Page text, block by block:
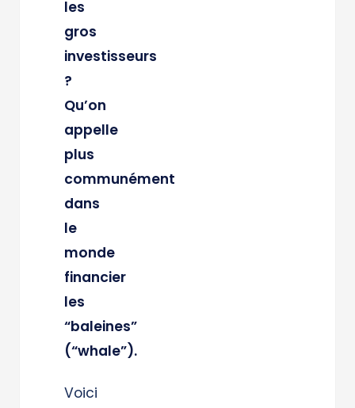
les
gros
investisseurs
?
Qu’on
appelle
plus
communément
dans
le
monde
financier
les
“baleines”
(“whale”).
Voici